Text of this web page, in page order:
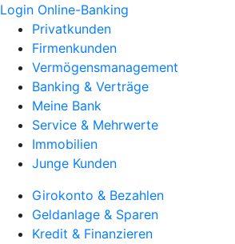
Login Online-Banking
Privatkunden
Firmenkunden
Vermögensmanagement
Banking & Verträge
Meine Bank
Service & Mehrwerte
Immobilien
Junge Kunden
Girokonto & Bezahlen
Geldanlage & Sparen
Kredit & Finanzieren